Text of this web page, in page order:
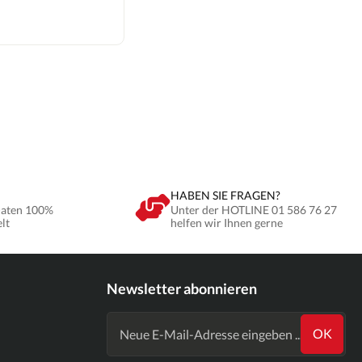
100%
HABEN SIE FRAGEN?
Unter der HOTLINE 01 586 76 27
helfen wir Ihnen gerne
Newsletter abonnieren
OK